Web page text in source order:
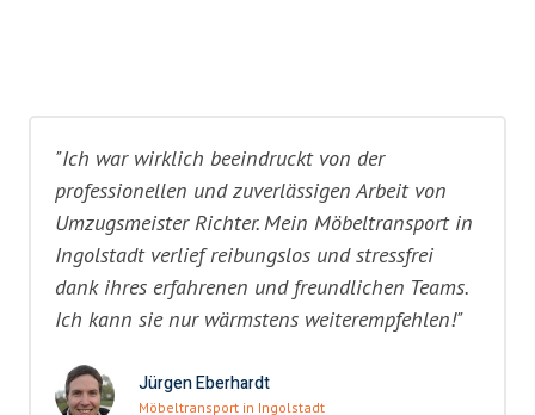
"Ich war wirklich beeindruckt von der
professionellen und zuverlässigen Arbeit von
Umzugsmeister Richter. Mein Möbeltransport in
Ingolstadt verlief reibungslos und stressfrei
dank ihres erfahrenen und freundlichen Teams.
Ich kann sie nur wärmstens weiterempfehlen!"
Jürgen Eberhardt
Möbeltransport in Ingolstadt